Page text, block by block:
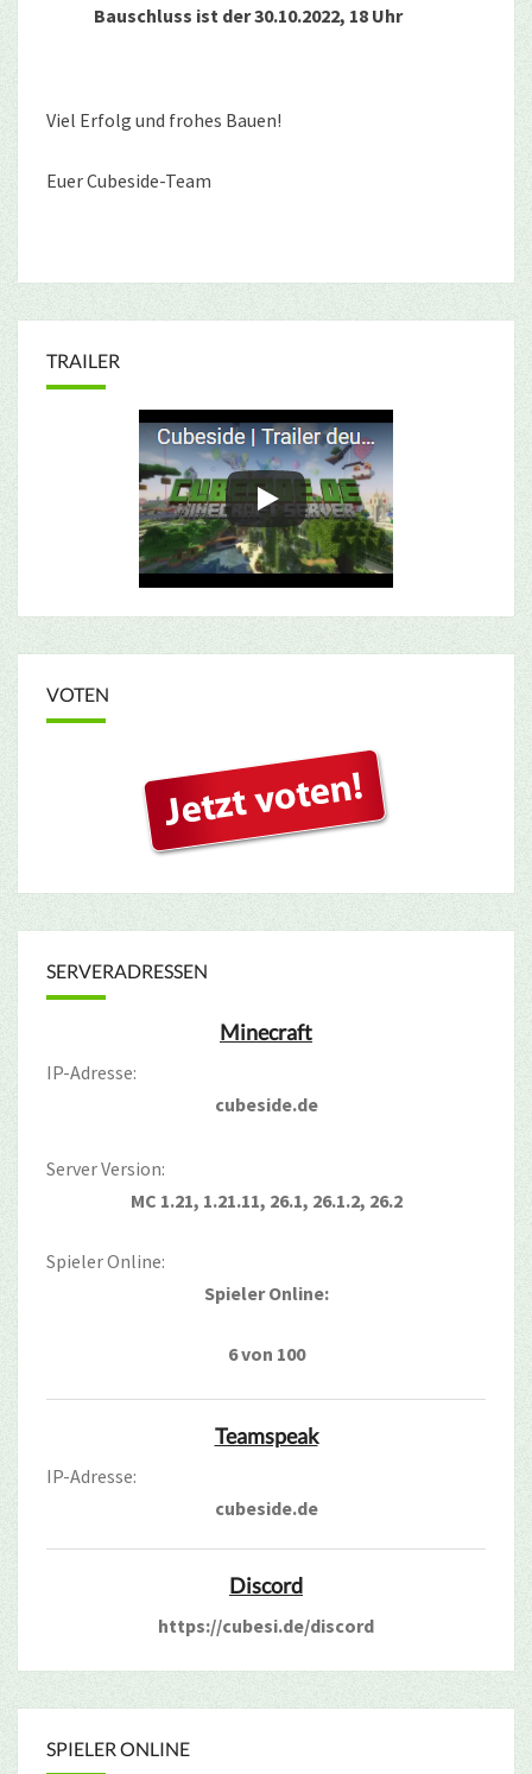
Bauschluss ist der 30.10.2022, 18 Uhr
Viel Erfolg und frohes Bauen!
Euer Cubeside-Team
TRAILER
VOTEN
SERVERADRESSEN
Minecraft
IP-Adresse:
cubeside.de
Server Version:
MC 1.21, 1.21.11, 26.1, 26.1.2, 26.2
Spieler Online:
Spieler Online:
6 von 100
Teamspeak
IP-Adresse:
cubeside.de
Discord
https://cubesi.de/discord
SPIELER ONLINE